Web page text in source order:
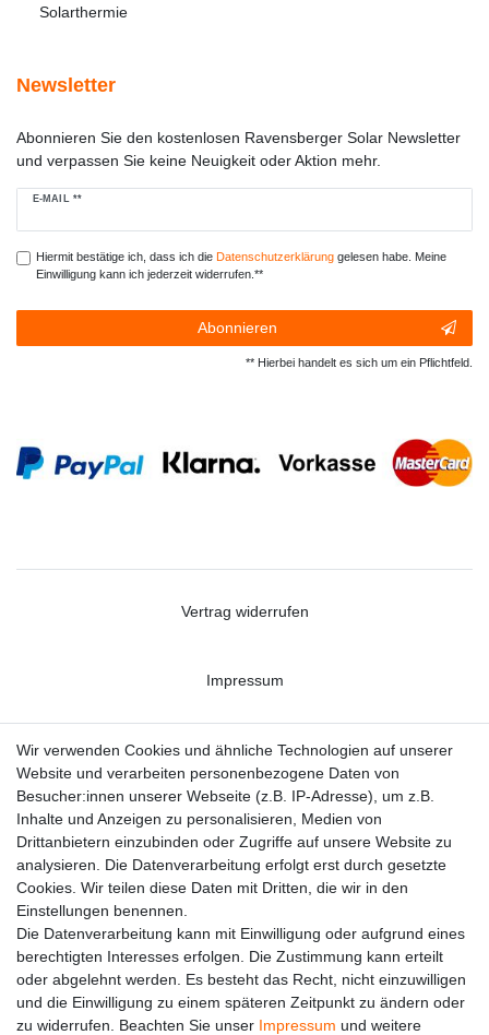
Solarthermie
Newsletter
Abonnieren Sie den kostenlosen Ravensberger Solar Newsletter
und verpassen Sie keine Neuigkeit oder Aktion mehr.
E-MAIL **
Newsletter
Hiermit bestätige ich, dass ich die Daten­schutz­erklärunggelesen habe. Meine
Einwilligung kann ich jederzeit widerrufen.**
Abonnieren
** Hierbei handelt es sich um ein Pflichtfeld.
Vertrag widerrufen
Impressum
Datenschutzerklärung
Kontakt
Wir verwenden Cookies und ähnliche Technologien auf unserer
Website und verarbeiten personenbezogene Daten von
Besucher:innen unserer Webseite (z.B. IP-Adresse), um z.B.
Inhalte und Anzeigen zu personalisieren, Medien von
Drittanbietern einzubinden oder Zugriffe auf unsere Website zu
analysieren. Die Datenverarbeitung erfolgt erst durch gesetzte
Cookies. Wir teilen diese Daten mit Dritten, die wir in den
Einstellungen benennen.
Die Datenverarbeitung kann mit Einwilligung oder aufgrund eines
berechtigten Interesses erfolgen. Die Zustimmung kann erteilt
oder abgelehnt werden. Es besteht das Recht, nicht einzuwilligen
und die Einwilligung zu einem späteren Zeitpunkt zu ändern oder
zu widerrufen. Beachten Sie unser Impressum und weitere